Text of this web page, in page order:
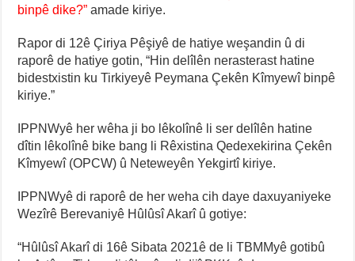
binpê dike?” amade kiriye.
Rapor di 12ê Çiriya Pêşiyê de hatiye weşandin û di
raporê de hatiye gotin, “Hin delîlên nerasterast hatine
bidestxistin ku Tirkiyeyê Peymana Çekên Kîmyewî binpê
kiriye.”
IPPNWyê her wêha ji bo lêkolînê li ser delîlên hatine
dîtin lêkolînê bike bang li Rêxistina Qedexekirina Çekên
Kîmyewî (OPCW) û Neteweyên Yekgirtî kiriye.
IPPNWyê di raporê de her weha cih daye daxuyaniyeke
Wezîrê Berevaniyê Hûlûsî Akarî û gotiye:
“Hûlûsî Akarî di 16ê Sibata 2021ê de li TBMMyê gotibû